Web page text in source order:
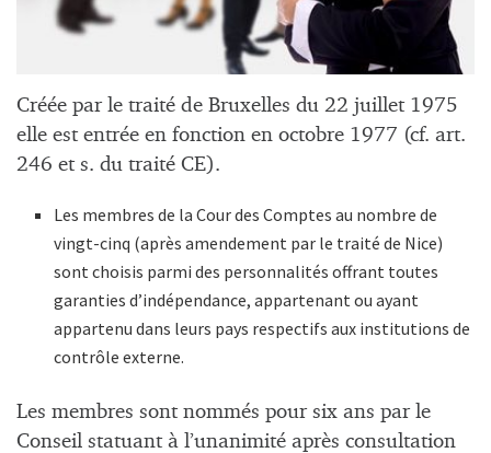
Créée par le traité de Bruxelles du 22 juillet 1975
elle est entrée en fonction en octobre 1977 (cf. art.
246 et s. du traité CE).
Les membres de la Cour des Comptes au nombre de
vingt-cinq (après amendement par le traité de Nice)
sont choisis parmi des personnalités offrant toutes
garanties d’indépendance, appartenant ou ayant
appartenu dans leurs pays respectifs aux institutions de
contrôle externe.
Les membres sont nommés pour six ans par le
Conseil statuant à l’unanimité après consultation